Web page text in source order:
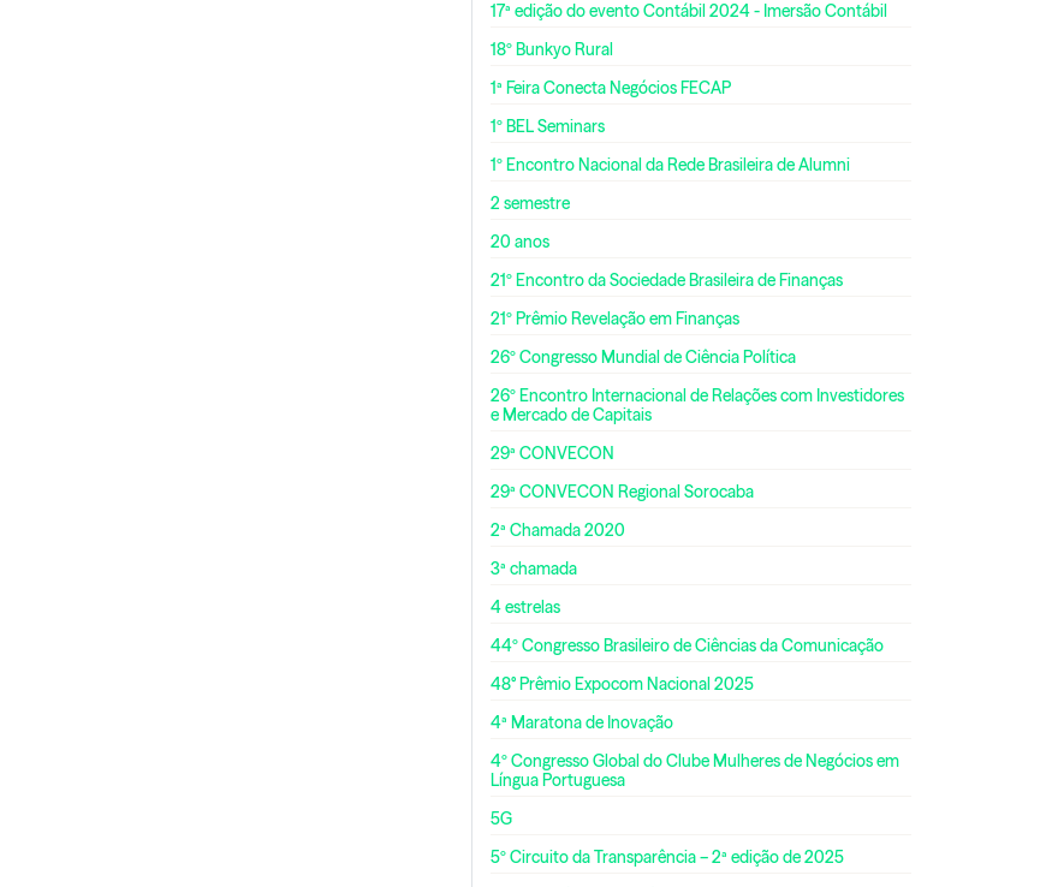
17ª edição do evento Contábil 2024 - Imersão Contábil
18º Bunkyo Rural
1ª Feira Conecta Negócios FECAP
1º BEL Seminars
1º Encontro Nacional da Rede Brasileira de Alumni
2 semestre
20 anos
21º Encontro da Sociedade Brasileira de Finanças
21º Prêmio Revelação em Finanças
26º Congresso Mundial de Ciência Política
26º Encontro Internacional de Relações com Investidores
e Mercado de Capitais
29ª CONVECON
29ª CONVECON Regional Sorocaba
2ª Chamada 2020
3ª chamada
4 estrelas
44º Congresso Brasileiro de Ciências da Comunicação
48° Prêmio Expocom Nacional 2025
4ª Maratona de Inovação
4º Congresso Global do Clube Mulheres de Negócios em
Língua Portuguesa
5G
5º Circuito da Transparência – 2ª edição de 2025